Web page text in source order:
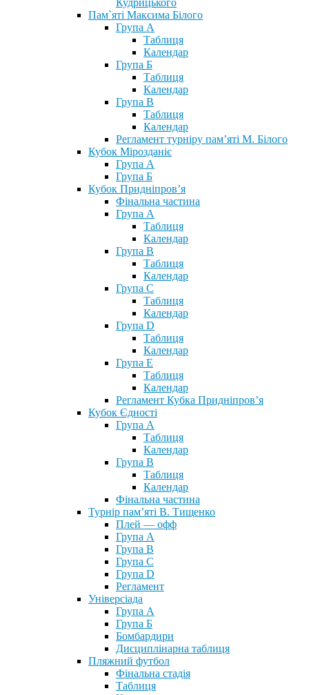
Кудрицького
Пам`яті Максима Білого
Група А
Таблиця
Календар
Група Б
Таблиця
Календар
Група В
Таблиця
Календар
Регламент турніру пам’яті М. Білого
Кубок Мірозданіє
Група А
Група Б
Кубок Придніпров’я
Фінальна частина
Група А
Таблиця
Календар
Група В
Таблиця
Календар
Група С
Таблиця
Календар
Група D
Таблиця
Календар
Група Е
Таблиця
Календар
Регламент Кубка Придніпров’я
Кубок Єдності
Група А
Таблиця
Календар
Група В
Таблиця
Календар
Фінальна частина
Турнір пам’яті В. Тищенко
Плей — офф
Група А
Група B
Група С
Група D
Регламент
Універсіада
Група А
Група Б
Бомбардири
Дисциплінарна таблиця
Пляжний футбол
Фінальна стадія
Таблиця